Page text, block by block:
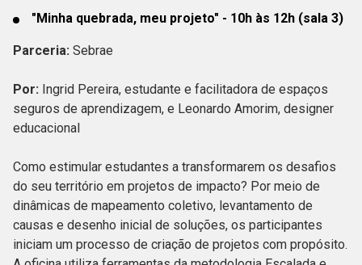
"Minha quebrada, meu projeto" - 10h às 12h (sala 3)
Parceria: Sebrae
Por: Ingrid Pereira, estudante e facilitadora de espaços
seguros de aprendizagem, e Leonardo Amorim, designer
educacional
Como estimular estudantes a transformarem os desafios
do seu território em projetos de impacto? Por meio de
dinâmicas de mapeamento coletivo, levantamento de
causas e desenho inicial de soluções, os participantes
iniciam um processo de criação de projetos com propósito.